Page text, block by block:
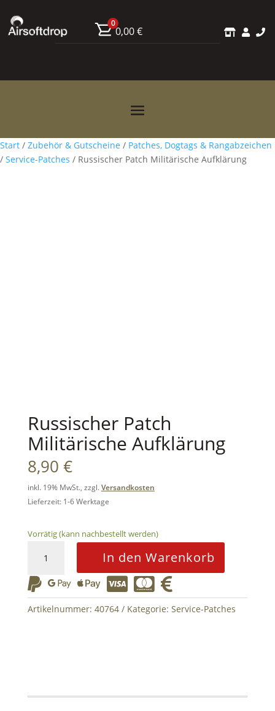
0
0,00€   
Start / Zubehör & Gutscheine / Patches, Dogtags & Rangabzeichen
/ Service-Patches / Russischer Patch Militärische Aufklärung
Russischer Patch
Militärische Aufklärung
8,90 €
inkl. 19% MwSt., zzgl.Versandkosten
Lieferzeit: 1-6 Werktage
Vorrätig (kann nachbestellt werden)
Patch
Militärische
Aufklärung
Menge
In den Warenkorb
     
Artikelnummer: 40764 Kategorie: Service-Patches